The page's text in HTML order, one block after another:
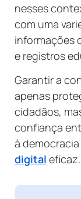
nesses
com uma
informações
e registros
Garantir a
apenas
cidadãos,
confiança
à
digital eficaz.